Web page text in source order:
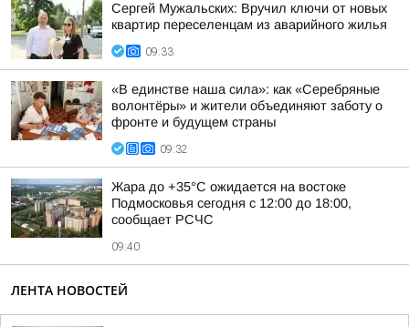
Сергей Мужальских: Вручил ключи от новых
квартир переселенцам из аварийного жилья
09:33
«В единстве наша сила»: как «Серебряные
волонтёры» и жители объединяют заботу о
фронте и будущем страны
09:32
Жара до +35°C ожидается на востоке
Подмосковья сегодня с 12:00 до 18:00,
сообщает РСЧС
09:40
ЛЕНТА НОВОСТЕЙ